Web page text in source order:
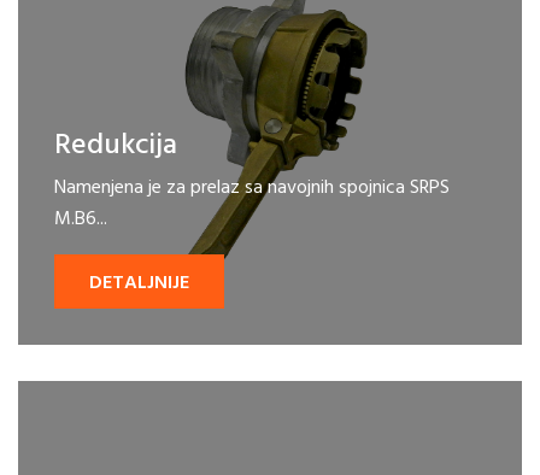
Redukcija
Namenjena je za prelaz sa navojnih spojnica SRPS
M.B6...
DETALJNIJE